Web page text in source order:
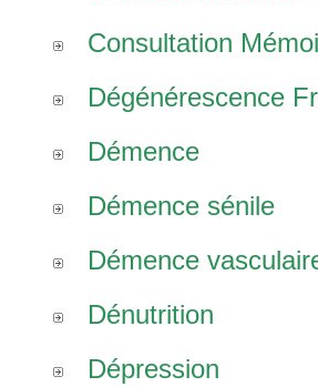
Consultation
Dégénérescence
Démence
Démence sénile
Démence
Dénutrition
Dépression